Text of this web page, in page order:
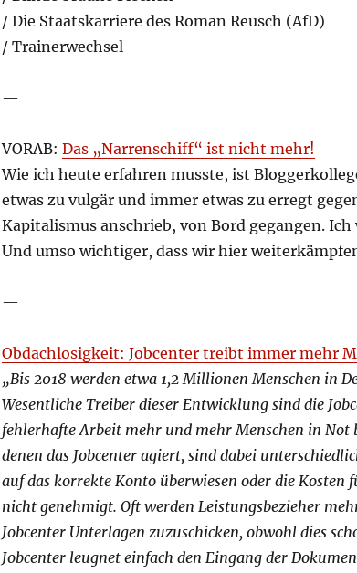
/ Die Staatskarriere des Roman Reusch (AfD)
/ Trainerwechsel
—
VORAB: Das „Narrenschiff“ ist nicht mehr!
Wie ich heute erfahren musste, ist
etwas zu vulgär und immer etwas zu erregt
Kapitalismus anschrieb, von Bord gegangen.
Und umso wichtiger, dass wir hier
—
Obdachlosigkeit: Jobcenter treibt immer mehr
„Bis 2018 werden etwa 1,2 Millionen Menschen in
Wesentliche Treiber dieser Entwicklung sind die
fehlerhafte Arbeit mehr und mehr Menschen in Not
denen das Jobcenter agiert, sind dabei
auf das korrekte Konto überwiesen oder die Kosten
nicht genehmigt. Oft werden Leistungsbezieher
Jobcenter Unterlagen zuzuschicken, obwohl dies
Jobcenter leugnet einfach den Eingang der